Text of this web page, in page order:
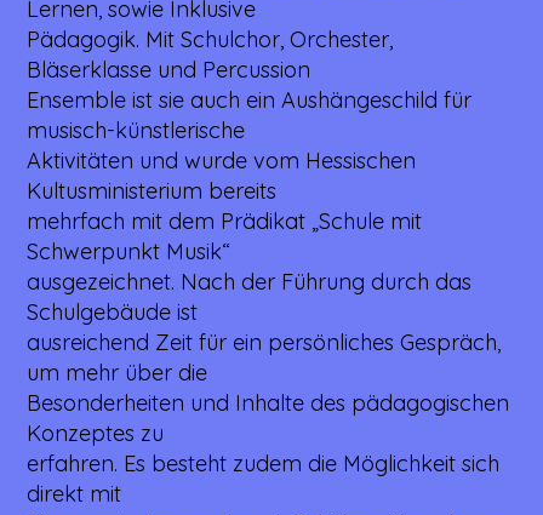
Lernen, sowie Inklusive
Pädagogik. Mit Schulchor, Orchester,
Bläserklasse und Percussion
Ensemble ist sie auch ein Aushängeschild für
musisch-künstlerische
Aktivitäten und wurde vom Hessischen
Kultusministerium bereits
mehrfach mit dem Prädikat „Schule mit
Schwerpunkt Musik“
ausgezeichnet. Nach der Führung durch das
Schulgebäude ist
ausreichend Zeit für ein persönliches Gespräch,
um mehr über die
Besonderheiten und Inhalte des pädagogischen
Konzeptes zu
erfahren. Es besteht zudem die Möglichkeit sich
direkt mit